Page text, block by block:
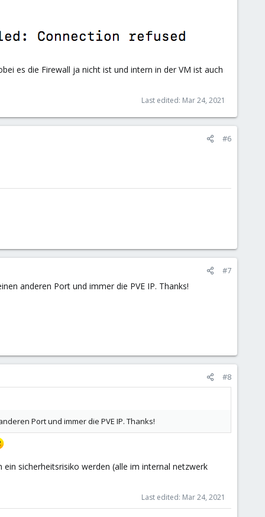
es die Firewall ja nicht ist und intern in der VM ist auch
Last edited: Mar 24, 2021
#6
#7
anderen Port und immer die PVE IP. Thanks!
#8
Port und immer die PVE IP. Thanks!
sicherheitsrisiko werden (alle im internal netzwerk
Last edited: Mar 24, 2021